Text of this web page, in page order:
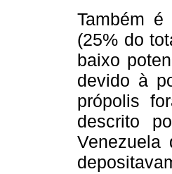
Também
(25% do
baixo
devido à
própolis
descrito
Venezuela